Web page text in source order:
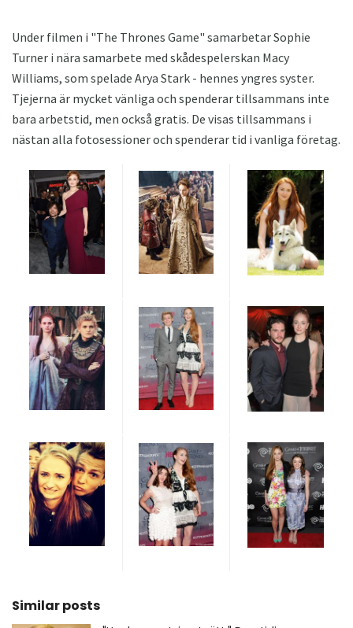
Under filmen i "The Thrones Game" samarbetar Sophie
Turner i nära samarbete med skådespelerskan Macy
Williams, som spelade Arya Stark - hennes yngres syster.
Tjejerna är mycket vänliga och spenderar tillsammans inte
bara arbetstid, men också gratis. De visas tillsammans i
nästan alla fotosessioner och spenderar tid i vanliga företag.
Similar posts